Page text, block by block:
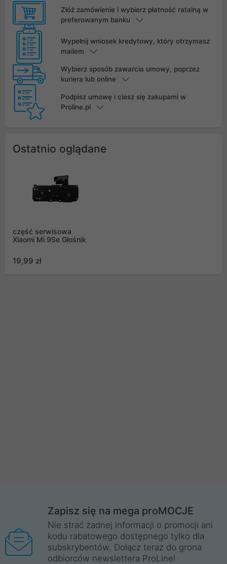
Złóż zamówienie i wybierz płatność ratalną w
preferowanym banku
Wypełnij wniosek kredytowy, który otrzymasz
mailem
Wybierz sposób zawarcia umowy, poprzez
kuriera lub online
Podpisz umowę i ciesz się zakupami w
Proline.pl
Ostatnio oglądane
część serwisowa
Xiaomi Mi 9Se Głośnik
19,99 zł
Zapisz się na mega proMOCJE
Nie strać żadnej informacji o promocji ani
kodu rabatowego dostępnego tylko dla
subskrybentów. Dołącz teraz do grona
odbiorców newslettera ProLine!